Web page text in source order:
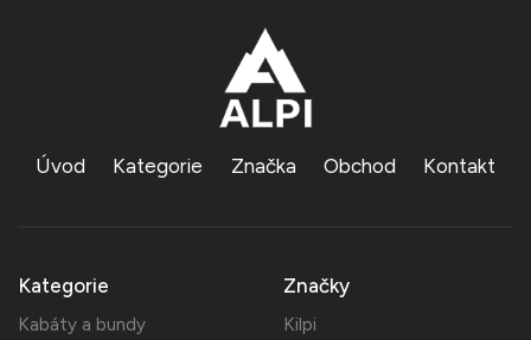
Úvod Kategorie Značka Obchod Kontakt
Kategorie
Kabáty a bundy
Značky
Kilpi